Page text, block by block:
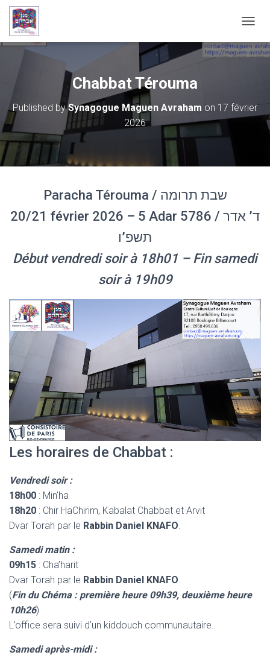
Chabbat Térouma
Published bySynagogue Maguen Avraham on 17 février
2026
Paracha Térouma / שבת תרומה
20/21 février 2026 – 5 Adar 5786 / ד’ אדר
תשפ’ו
Début vendredi soir à 18h01 – Fin samedi
soir à 19h09
Les horaires de Chabbat :
Vendredi soir :
18h00 : Min’ha
18h20 : Chir HaChirim, Kabalat Chabbat et Arvit
Dvar Torah par le Rabbin Daniel KNAFO.
Samedi matin :
09h15 : Cha’harit
Dvar Torah par le Rabbin Daniel KNAFO.
(Fin du Chéma : première heure 09h39, deuxième heure
10h26)
L’office sera suivi d’un kiddouch communautaire.
Samedi après-midi :